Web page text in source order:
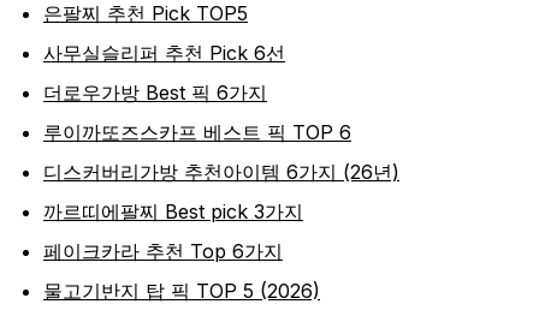
은팔찌 추천 Pick TOP5
사무실슬리퍼 추천 Pick 6선
더로우가방 Best 픽 6가지
루이까또즈스카프 베스트 픽 TOP 6
디스커버리가방 추천아이템 6가지 (26년)
까르띠에팔찌 Best pick 3가지
페이크카라 추천 Top 6가지
물고기반지 탑 픽 TOP 5 (2026)